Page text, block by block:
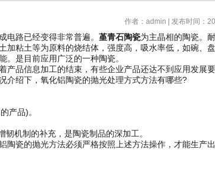
作者：admin | 发布时间：
电路已经变得非常普遍。 堇青石陶瓷为主晶相的陶瓷。
加粘土等为原料的烧结体，强度高，吸水率低，如碗、盘
。是目前应用广泛的一种陶瓷。
信息加工的结束，有些企业产品还达不到应用发展
介绍下，氧化铝陶瓷的抛光处理方式方法有哪些?
产品)。
机制的补充，是陶瓷制品的深加工。
瓷的抛光方法必须严格按照上述方法操作，才能生产